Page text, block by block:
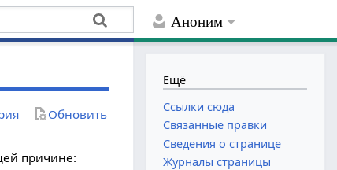
Аноним
Обновить
причине:
Ещё
Ссылки сюда
Связанные правки
Сведения о странице
Журналы страницы